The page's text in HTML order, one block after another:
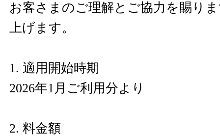
お客さまのご理解とご協力を賜り
上げます。
1. 適用開始時期
2026年1月ご利用分より
2. 料金額